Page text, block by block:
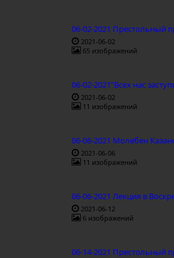
06-02-2021 Престольный
2021-06-02
65 изображений
06-02-2021"Всех нас
2021-06-02
11 изображений
06-06-2021 Молебен
2021-06-06
11 изображений
06-06-2021 Лекция в
2021-06-12
6 изображений
06-14-2021 Престольный